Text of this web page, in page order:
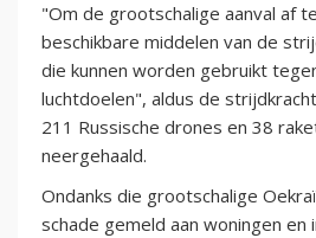
"Om de grootschalige aanval af
beschikbare middelen van de
die kunnen worden gebruikt
luchtdoelen", aldus de
211 Russische drones en 38
neergehaald.
Ondanks die grootschalige
schade gemeld aan woningen en